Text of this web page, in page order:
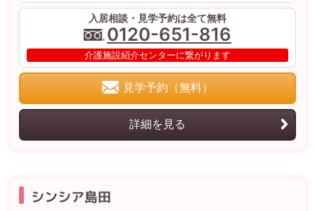
入居相談・見学予約は全て無料
0120-651-816
介護施設紹介センターに繋がります
見学予約（無料）
詳細を見る
シンシア島田